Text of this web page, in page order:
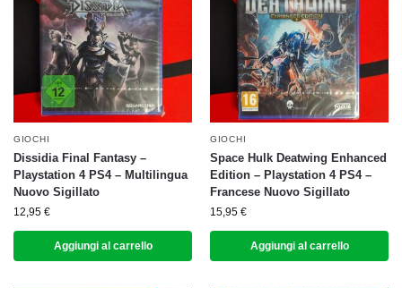
GIOCHI
Dissidia Final Fantasy –
Playstation 4 PS4 – Multilingua
Nuovo Sigillato
12,95 €
Aggiungi al carrello
GIOCHI
Space Hulk Deatwing Enhanced
Edition – Playstation 4 PS4 –
Francese Nuovo Sigillato
15,95 €
Aggiungi al carrello